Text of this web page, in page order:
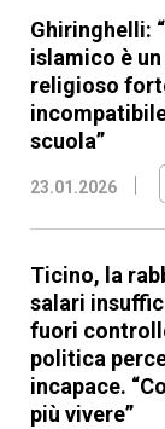
Ghiringhelli:
islamico è
religioso
scuola”
23.01.2026
Ticino, la
salari
fuori
politica
incapace.
più vivere”